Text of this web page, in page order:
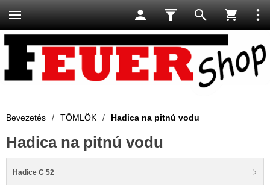
Bevezetés / TŐMLÖK / Hadica na pitnú vodu
Hadica na pitnú vodu
Hadice C 52